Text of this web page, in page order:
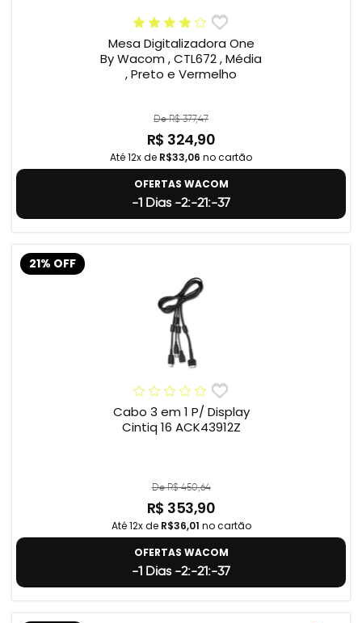
Mesa Digitalizadora One
By Wacom , CTL672 , Média
, Preto e Vermelho
De R$ 377,47
R$ 324,90
Até 12x de R$33,06 no cartão
OFERTAS WACOM
-1 Dias -2:-21:-38
21% OFF
Cabo 3 em 1 P/ Display
Cintiq 16 ACK43912Z
De R$ 450,64
R$ 353,90
Até 12x de R$36,01 no cartão
OFERTAS WACOM
-1 Dias -2:-21:-38